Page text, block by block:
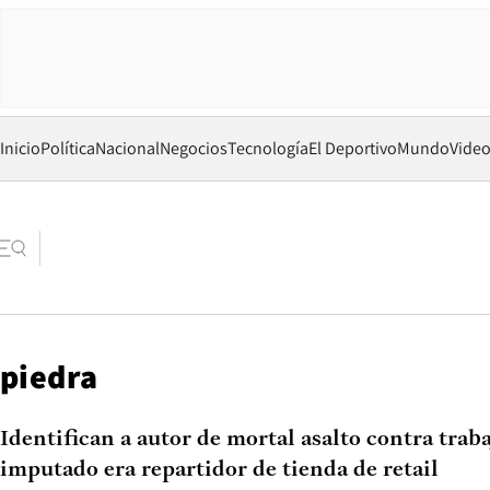
InicioPolíticaNacionalNegociosTecnologíaEl DeportivoMundo
piedra
Identifican a autor de mortal asalto contra
imputado era repartidor de tienda de retail